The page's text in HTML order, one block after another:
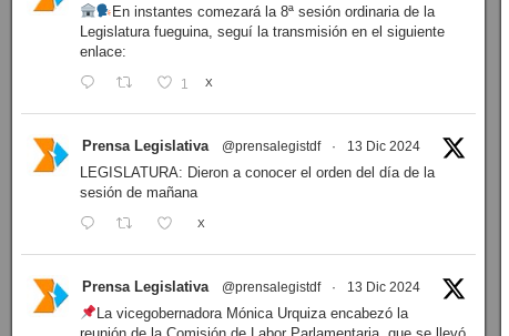
En instantes comezará la 8ª sesión ordinaria de la
Legislatura fueguina, seguí la transmisión en el siguiente
enlace:
1 X
Prensa Legislativa @prensalegistdf · 13 Dic 2024
LEGISLATURA: Dieron a conocer el orden del día de la
sesión de mañana
X
Prensa Legislativa @prensalegistdf · 13 Dic 2024
La vicegobernadora Mónica Urquiza encabezó la